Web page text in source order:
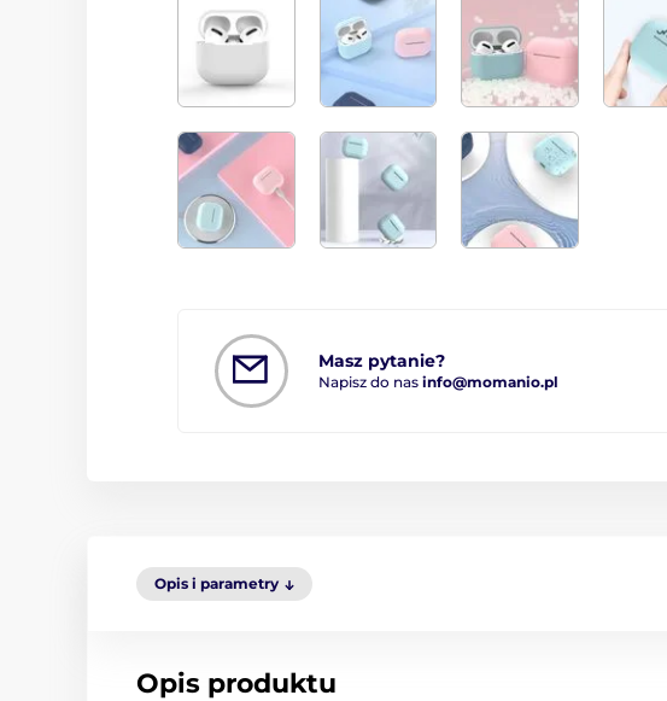
Masz pytanie?
Napisz do nas info@momanio.pl
Opis i parametry
Opis produktu